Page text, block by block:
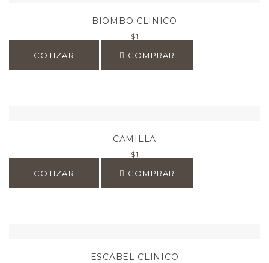
BIOMBO CLINICO
$1
COTIZAR COMPRAR
CAMILLA
$1
COTIZAR COMPRAR
ESCABEL CLINICO